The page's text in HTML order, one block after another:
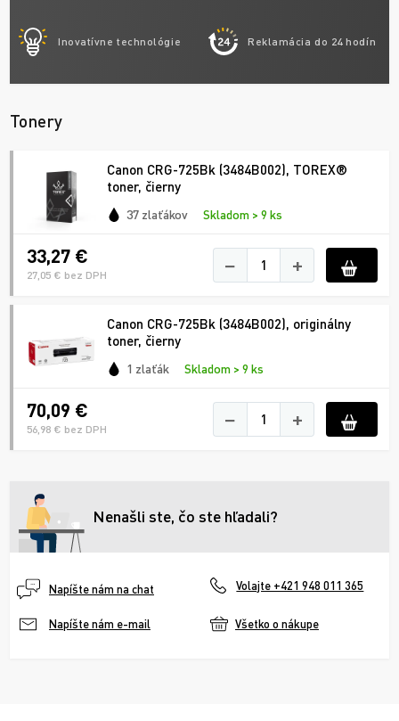
Inovatívne technológie Reklamácia do 24 hodín
Tonery
Canon CRG-725Bk (3484B002), TOREX®
toner, čierny
37 zlaťákov Skladom > 9 ks
33,27 €
27,05 € bez DPH − +
Canon CRG-725Bk (3484B002), originálny
toner, čierny
1 zlaťák Skladom > 9 ks
70,09 €
56,98 € bez DPH − +
Nenašli ste, čo ste hľadali?
Napíšte nám na chat Volajte +421 948 011 365
Napíšte nám e-mail Všetko o nákupe